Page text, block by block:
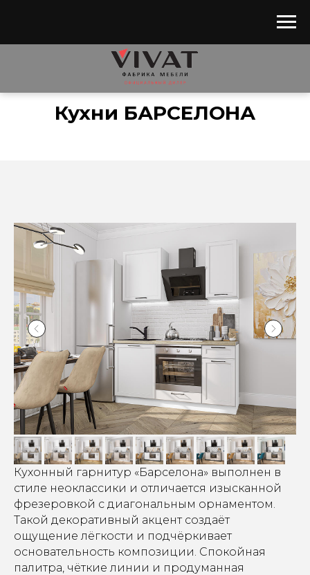
Кухни / Барселона
Кухни БАРСЕЛОНА
Кухонный гарнитур «Барселона» выполнен в
стиле неоклассики и отличается изысканной
фрезеровкой с диагональным орнаментом.
Такой декоративный акцент создаёт
ощущение лёгкости и подчёркивает
основательность композиции. Спокойная
палитра, чёткие линии и продуманная